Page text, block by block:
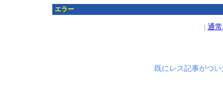
エラー
| 通
既にレス記事がつ